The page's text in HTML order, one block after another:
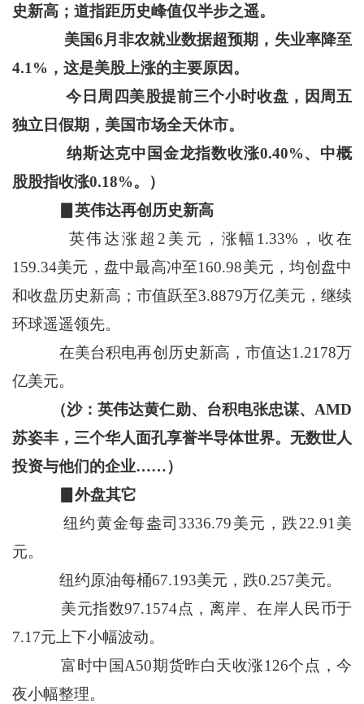
史新高；道指距历史峰值仅半步之遥。
美国6月非农就业数据超预期，失业率降至
4.1%，这是美股上涨的主要原因。
今日周四美股提前三个小时收盘，因周五
独立日假期，美国市场全天休市。
纳斯达克中国金龙指数收涨0.40%、中概
股股指收涨0.18%。）
▊英伟达再创历史新高
英伟达涨超2美元，涨幅1.33%，收在
159.34美元，盘中最高冲至160.98美元，均创盘中
和收盘历史新高；市值跃至3.8879万亿美元，继续
环球遥遥领先。
在美台积电再创历史新高，市值达1.2178万
亿美元。
（沙：英伟达黄仁勋、台积电张忠谋、AMD
苏姿丰，三个华人面孔享誉半导体世界。无数世人
投资与他们的企业……）
▊外盘其它
纽约黄金每盎司3336.79美元，跌22.91美
元。
纽约原油每桶67.193美元，跌0.257美元。
美元指数97.1574点，离岸、在岸人民币于
7.17元上下小幅波动。
富时中国A50期货昨白天收涨126个点，今
夜小幅整理。